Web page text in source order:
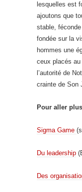
lesquelles est
ajoutons que
stable,
fondée sur la
hommes une
ceux placés
l’autorité de
crainte de Son
Pour aller
Sigma Game
Du leadership
Des